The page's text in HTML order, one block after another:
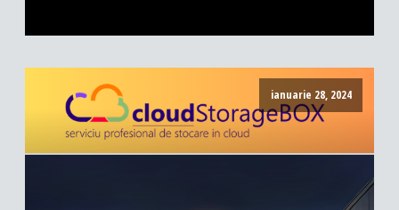
ianuarie 28, 2024